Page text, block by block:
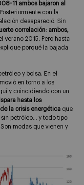
11 ambos bajaron al
con la
desapareció. Sin
correlación: ambos,
verano 2015. Pero hasta
porqué la bajada
y bolsa. En el
en torno a los
y coincidiendo con un
hasta los
la crisis energética que
petróleo… y todo tipo
modas que vienen y